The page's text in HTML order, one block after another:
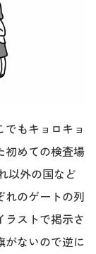
もキョロキョ
初めての検査場
以外の国など
れのゲートの列
ラストで掲示さ
がないので逆に